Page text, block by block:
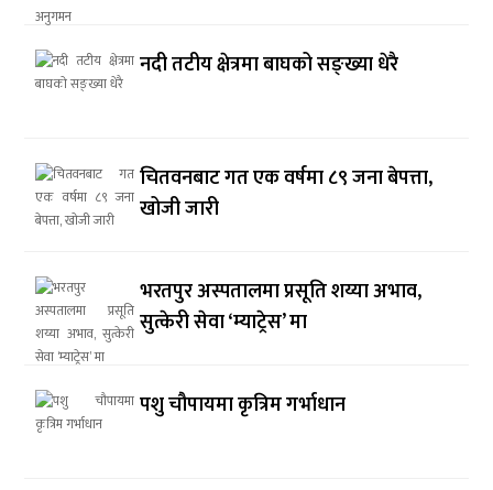
नदी तटीय क्षेत्रमा बाघको सङ्ख्या धेरै
चितवनबाट गत एक वर्षमा ८९ जना बेपत्ता,
खोजी जारी
भरतपुर अस्पतालमा प्रसूति शय्या अभाव,
सुत्केरी सेवा ‘म्याट्रेस’ मा
पशु चौपायमा कृत्रिम गर्भाधान